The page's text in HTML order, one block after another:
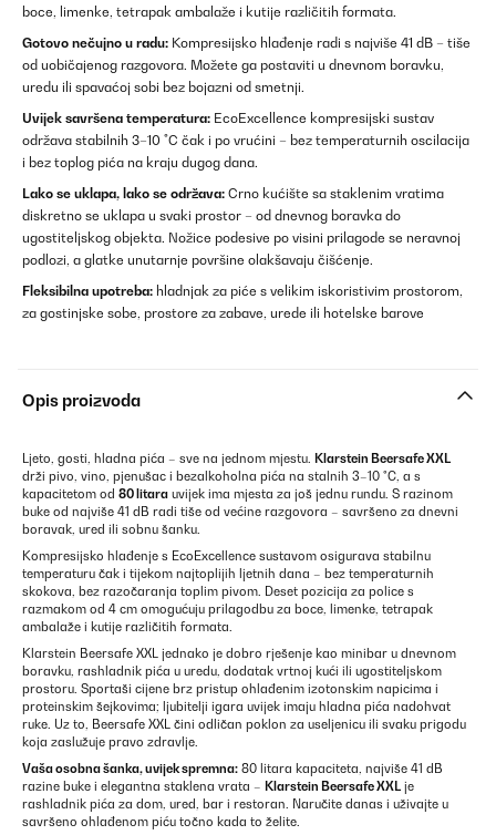
boce, limenke, tetrapak ambalaže i kutije različitih formata.
Gotovo nečujno u radu: Kompresijsko hlađenje radi s najviše 41 dB – tiše
od uobičajenog razgovora. Možete ga postaviti u dnevnom boravku,
uredu ili spavaćoj sobi bez bojazni od smetnji.
Uvijek savršena temperatura: EcoExcellence kompresijski sustav
održava stabilnih 3–10 °C čak i po vrućini – bez temperaturnih oscilacija
i bez toplog pića na kraju dugog dana.
Lako se uklapa, lako se održava: Crno kućište sa staklenim vratima
diskretno se uklapa u svaki prostor – od dnevnog boravka do
ugostiteljskog objekta. Nožice podesive po visini prilagode se neravnoj
podlozi, a glatke unutarnje površine olakšavaju čišćenje.
Fleksibilna upotreba: hladnjak za piće s velikim iskoristivim prostorom,
za gostinjske sobe, prostore za zabave, urede ili hotelske barove
Opis proizvoda
Ljeto, gosti, hladna pića – sve na jednom mjestu. Klarstein Beersafe XXL
drži pivo, vino, pjenušac i bezalkoholna pića na stalnih 3–10 °C, a s
kapacitetom od 80 litara uvijek ima mjesta za još jednu rundu. S razinom
buke od najviše 41 dB radi tiše od većine razgovora – savršeno za dnevni
boravak, ured ili sobnu šanku.
Kompresijsko hlađenje s EcoExcellence sustavom osigurava stabilnu
temperaturu čak i tijekom najtoplijih ljetnih dana – bez temperaturnih
skokova, bez razočaranja toplim pivom. Deset pozicija za police s
razmakom od 4 cm omogućuju prilagodbu za boce, limenke, tetrapak
ambalaže i kutije različitih formata.
Klarstein Beersafe XXL jednako je dobro rješenje kao minibar u dnevnom
boravku, rashladnik pića u uredu, dodatak vrtnoj kući ili ugostiteljskom
prostoru. Sportaši cijene brz pristup ohlađenim izotonskim napicima i
proteinskim šejkovima; ljubitelji igara uvijek imaju hladna pića nadohvat
ruke. Uz to, Beersafe XXL čini odličan poklon za useljenicu ili svaku prigodu
koja zaslužuje pravo zdravlje.
Vaša osobna šanka, uvijek spremna: 80 litara kapaciteta, najviše 41 dB
razine buke i elegantna staklena vrata – Klarstein Beersafe XXL je
rashladnik pića za dom, ured, bar i restoran. Naručite danas i uživajte u
savršeno ohlađenom piću točno kada to želite.